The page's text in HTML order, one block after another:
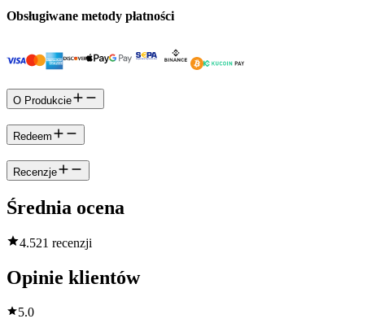
Obsługiwane metody płatności
O Produkcie
Redeem
Recenzje
Średnia ocena
4.521 recenzji
Opinie klientów
5.0